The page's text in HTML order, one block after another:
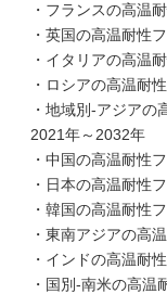
・フランスの高温
・英国の高温耐性
・イタリアの高温
・ロシアの高温耐
・地域別-アジアの
2021年～2032年
・中国の高温耐性
・日本の高温耐性
・韓国の高温耐性
・東南アジアの高
・インドの高温耐
・国別-南米の高温